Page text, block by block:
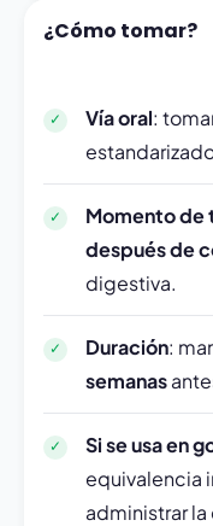
¿Cómo tomar?
Vía oral:
Momento de
después de
digestiva.
Duración:
semanas
Si se usa en
equivalencia
administrar